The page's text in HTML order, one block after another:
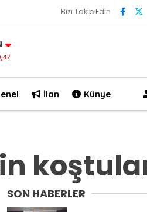
Bizi Takip Edin
İlan Künye
SON HABERLER